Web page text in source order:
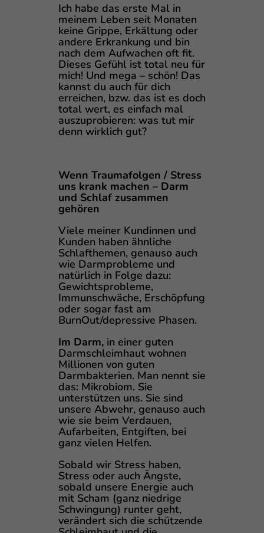
Ich habe das erste Mal in
meinem Leben seit Monaten
keine Grippe, Erkältung oder
andere Erkrankung und bin
nach dem Aufwachen oft fit.
Dieses Gefühl ist total neu für
mich! Und mega – schön! Das
kannst du auch für dich
erreichen, bzw. das ist es doch
total wert, es einfach mal
auszuprobieren: was tut mir
denn wirklich gut?
Wenn Traumafolgen / Stress
uns krank machen – Darm
und Schlaf zusammen
gehören
Viele meiner Kundinnen und
Kunden haben ähnliche
Schlafthemen, genauso auch
wie Darmprobleme und
natürlich in Folge dazu:
Gewichtsprobleme,
Immunschwäche, Erschöpfung
oder sogar fast am
BurnOut/depressive Phasen.
Im Darm,in einer guten
Darmschleimhaut wohnen
Millionen von guten
Darmbakterien. Man nennt sie
das: Mikrobiom. Sie
unterstützen uns. Sie sind
unsere Abwehr, genauso auch
wie sie beim Verdauen,
Aufarbeiten, Entgiften, bei
ganz vielen Helfen.
Sobald wir Stress haben,
Stress oder auch Ängste,
sobald unsere Energie auch
mit Scham (ganz niedrige
Schwingung) runter geht,
verändert sich die schützende